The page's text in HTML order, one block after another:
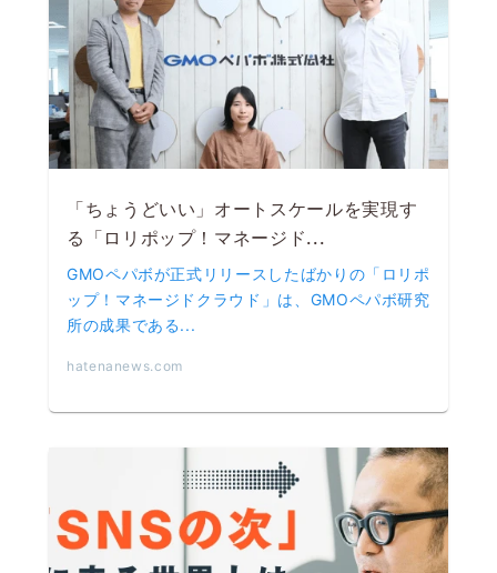
「ちょうどいい」オートスケールを実現す
る「ロリポップ！マネージド...
GMOペパボが正式リリースしたばかりの「ロリポ
ップ！マネージドクラウド」は、GMOペパボ研究
所の成果である...
hatenanews.com